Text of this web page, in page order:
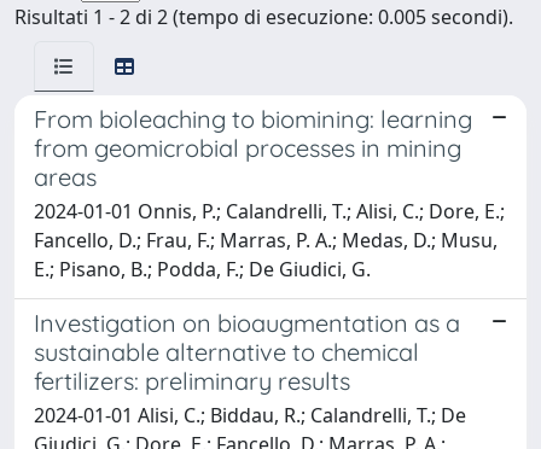
Risultati 1 - 2 di 2 (tempo di esecuzione: 0.005 secondi).
From bioleaching to biomining: learning
from geomicrobial processes in mining
areas
2024-01-01 Onnis, P.; Calandrelli, T.; Alisi, C.; Dore, E.;
Fancello, D.; Frau, F.; Marras, P. A.; Medas, D.; Musu,
E.; Pisano, B.; Podda, F.; De Giudici, G.
Investigation on bioaugmentation as a
sustainable alternative to chemical
fertilizers: preliminary results
2024-01-01 Alisi, C.; Biddau, R.; Calandrelli, T.; De